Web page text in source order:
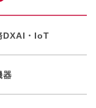
DXAI・IoT
器